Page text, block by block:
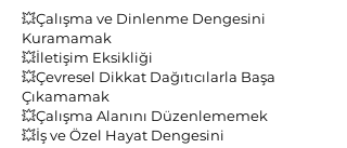
💥Çalışma ve Dinlenme Dengesini
Kuramamak
💥İletişim Eksikliği
💥Çevresel Dikkat Dağıtıcılarla Başa
Çıkamamak
💥Çalışma Alanını Düzenlememek
💥İş ve Özel Hayat Dengesini